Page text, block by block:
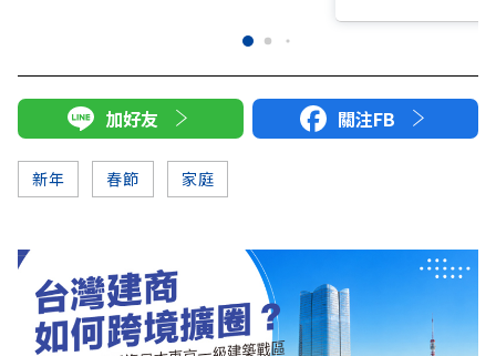
加好友 關注FB
新年 春節 家庭